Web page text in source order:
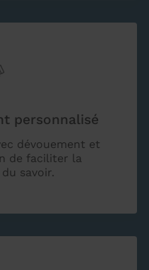
personnalisé
dévouement et
de faciliter la
savoir.